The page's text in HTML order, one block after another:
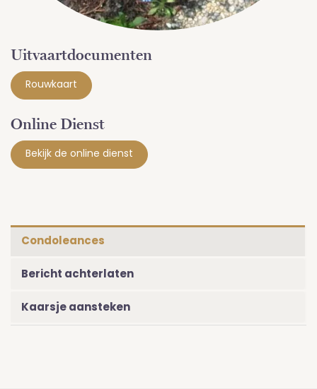
Uitvaartdocumenten
Rouwkaart
Online Dienst
Bekijk de online dienst
Condoleances
Bericht achterlaten
Kaarsje aansteken